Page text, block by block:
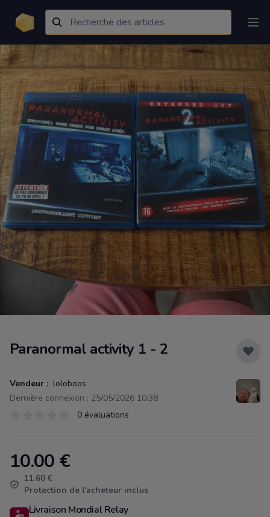
Paranormal activity 1 - 2
Vendeur : loloboos
Dernière connexion : 25/05/2026 10:38
0 évaluations
Product information
10.00 €
11.60 €
Protection de l'acheteur inclus
Livraison Mondial Relay